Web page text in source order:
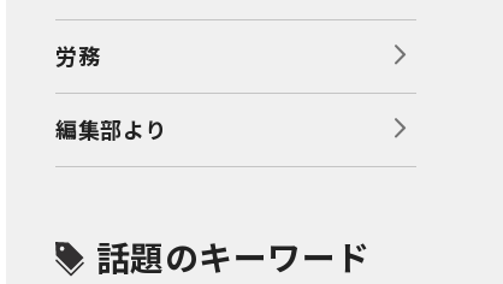
労務
編集部より
話題のキーワード